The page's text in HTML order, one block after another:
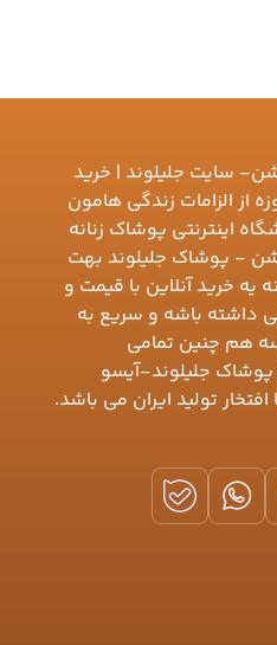
سایت جلیلوند | خرید
از الزامات زندگی هامون
اینترنتی پوشاک زنانه
- پوشاک جلیلوند بهت
یه خرید آنلاین با قیمت و
داشته باشه و سریع به
هم چنین تمامی
جلیلوند-آیسو
تولید ایران می باشد.